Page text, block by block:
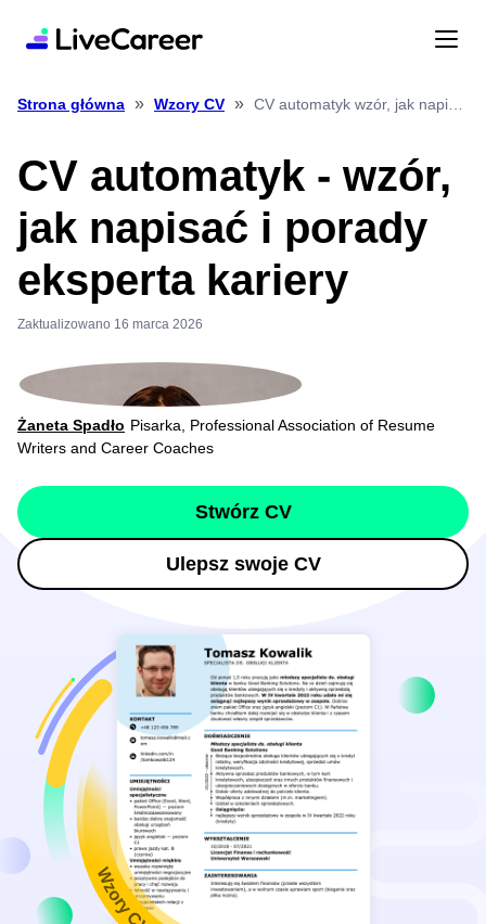
Strona główna » Wzory CV »
CV automatyk - wzór,
jak napisać i porady
eksperta kariery
Zaktualizowano 16 marca 2026
Żaneta Spadło Pisarka, Professional Association of Resume
Writers and Career Coaches
Stwórz CV
Ulepsz swoje CV
Wzory CV